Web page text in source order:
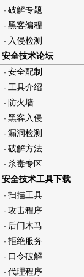
· 破解专题
· 黑客编程
· 入侵检测
安全技术论坛
· 安全配制
· 工具介绍
· 防火墙
· 黑客入侵
· 漏洞检测
· 破解方法
· 杀毒专区
安全技术工具下载
· 扫描工具
· 攻击程序
· 后门木马
· 拒绝服务
· 口令破解
· 代理程序